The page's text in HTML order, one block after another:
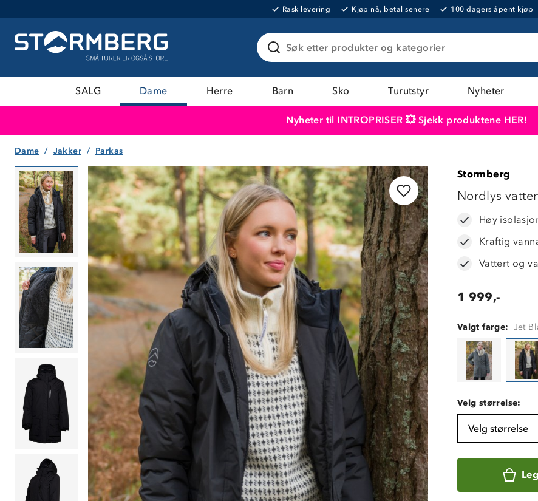
Rask levering Kjøp nå, betal senere 100 dagers åpent kjøp
Søk etter produkter og kategorier
SALG Dame Herre Barn Sko Turutstyr Nyheter
Nyheter til INTROPRISER 💥 Sjekk produktene HER!
Dame Jakker Parkas
Stormberg
Nordlys
Høy
Kraftig
Vattert og
1 999,-
Valgt farge: Jet
Velg størrelse:
Velg størrelse